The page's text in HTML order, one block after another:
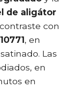
de aligátor
con
, en
Las
en
en